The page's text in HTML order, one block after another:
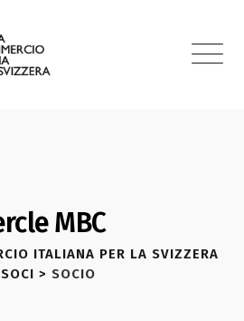
MBC
ITALIANA PER LA SVIZZERA
SOCI > SOCIO